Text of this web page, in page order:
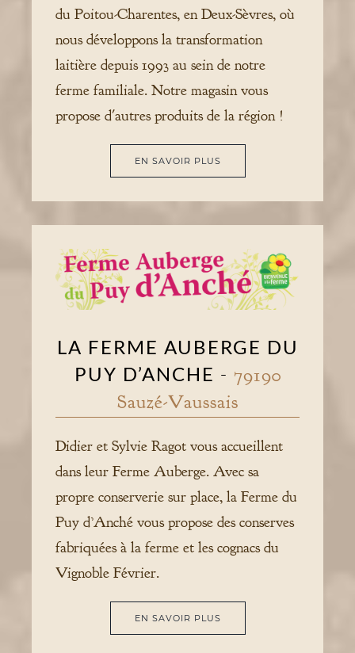
du Poitou-Charentes, en Deux-Sèvres, où
nous développons la transformation
laitière depuis 1993 au sein de notre
ferme familiale. Notre magasin vous
propose d'autres produits de la région !
EN SAVOIR PLUS
LA FERME AUBERGE DU
PUY D’ANCHE - 79190
Sauzé-Vaussais
Didier et Sylvie Ragot vous accueillent
dans leur Ferme Auberge. Avec sa
propre conserverie sur place, la Ferme du
Puy d’Anché vous propose des conserves
fabriquées à la ferme et les cognacs du
Vignoble Février.
EN SAVOIR PLUS